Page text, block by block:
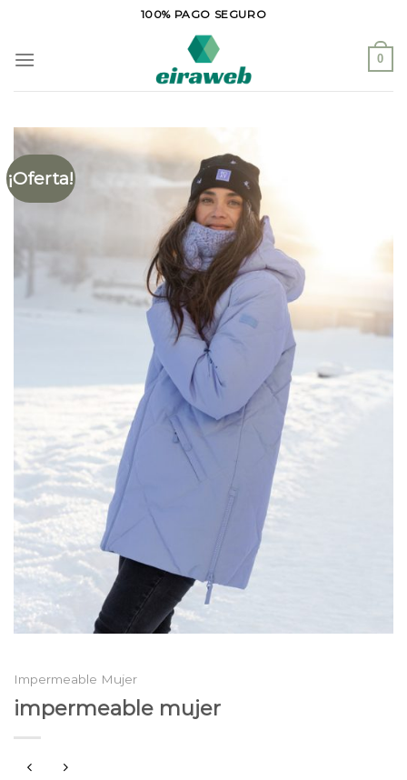
contenido
100% PAGO SEGURO
0
¡Oferta!
Impermeable Mujer
impermeable mujer